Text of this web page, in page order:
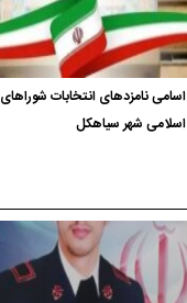
اسامی نامزدهای انتخابات شوراهای
اسلامی شهر سیاهکل